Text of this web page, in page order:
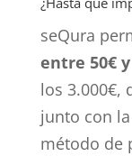
seQura
entre 50€ y
los 3.000€,
junto con
método de